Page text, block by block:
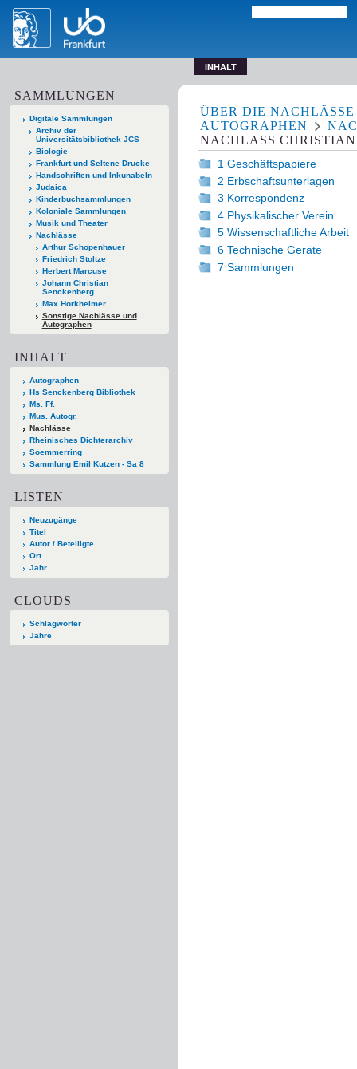
INHALT
SAMMLUNGEN
Digitale Sammlungen
Archiv der
Universitätsbibliothek JCS
Biologie
Frankfurt und Seltene Drucke
Handschriften und Inkunabeln
Judaica
Kinderbuchsammlungen
Koloniale Sammlungen
Musik und Theater
Nachlässe
Arthur Schopenhauer
Friedrich Stoltze
Herbert Marcuse
Johann Christian
Senckenberg
Max Horkheimer
Sonstige Nachlässe und
Autographen
INHALT
Autographen
Hs Senckenberg Bibliothek
Ms. Ff.
Mus. Autogr.
Nachlässe
Rheinisches Dichterarchiv
Soemmerring
Sammlung Emil Kutzen - Sa 8
LISTEN
Neuzugänge
Titel
Autor / Beteiligte
Ort
Jahr
CLOUDS
Schlagwörter
Jahre
ÜBER DIE NACHLÄSSE
AUTOGRAPHEN
NACHLASS
1 Geschäftspapiere
2 Erbschaftsunterlagen
3 Korrespondenz
4 Physikalischer Verein
5 Wissenschaftliche Arbeit
6 Technische Geräte
7 Sammlungen